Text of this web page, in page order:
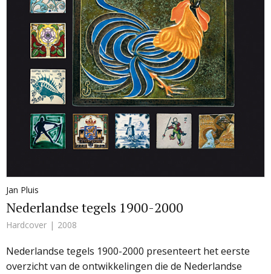
Jan Pluis
Nederlandse tegels 1900-2000
Hardcover 2008
Nederlandse tegels 1900-2000 presenteert het eerste
overzicht van de ontwikkelingen die de Nederlandse